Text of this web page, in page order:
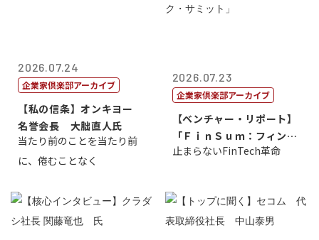
2026.07.24
企業家倶楽部アーカイブ
【私の信条】オンキヨー
名誉会長 大朏直人氏
当たり前のことを当たり前
に、倦むことなく
2026.07.23
企業家倶楽部アーカイブ
【ベンチャー・リポート】
「ＦｉｎＳｕｍ：フィンテ
ック・サミッ...
止まらないFinTech革命